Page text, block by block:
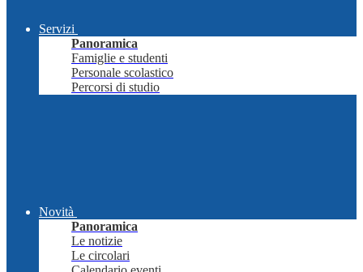
Servizi
Panoramica
Famiglie e studenti
Personale scolastico
Percorsi di studio
Novità
Panoramica
Le notizie
Le circolari